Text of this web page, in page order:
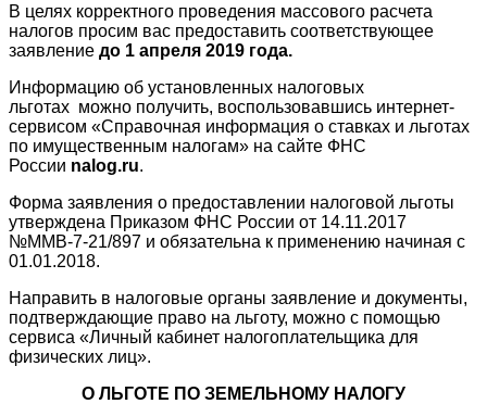
В целях корректного проведения массового расчета
налогов просим вас предоставить соответствующее
заявление до 1 апреля 2019 года.
Информацию об установленных налоговых
льготах можно получить, воспользовавшись интернет-
сервисом «Справочная информация о ставках и льготах
по имущественным налогам» на сайте ФНС
России nalog.ru.
Форма заявления о предоставлении налоговой льготы
утверждена Приказом ФНС России от 14.11.2017
№ММВ-7-21/897 и обязательна к применению начиная с
01.01.2018.
Направить в налоговые органы заявление и документы,
подтверждающие право на льготу, можно с помощью
сервиса «Личный кабинет налогоплательщика для
физических лиц».
О ЛЬГОТЕ ПО ЗЕМЕЛЬНОМУ НАЛОГУ